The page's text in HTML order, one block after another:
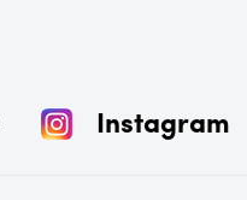
Instagram